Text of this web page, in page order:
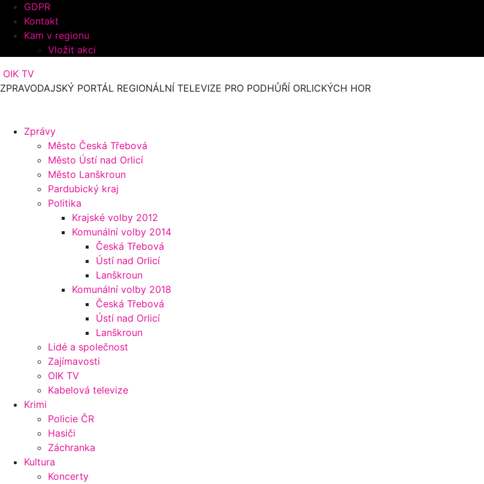
GDPR
Kontakt
Kam v regionu
Vložit akci
OIK TV
ZPRAVODAJSKÝ PORTÁL REGIONÁLNÍ TELEVIZE PRO PODHŮŘÍ ORLICKÝCH HOR
Zprávy
Město Česká Třebová
Město Ústí nad Orlicí
Město Lanškroun
Pardubický kraj
Politika
Krajské volby 2012
Komunální volby 2014
Česká Třebová
Ústí nad Orlicí
Lanškroun
Komunální volby 2018
Česká Třebová
Ústí nad Orlicí
Lanškroun
Lidé a společnost
Zajímavosti
OIK TV
Kabelová televize
Krimi
Policie ČR
Hasiči
Záchranka
Kultura
Koncerty